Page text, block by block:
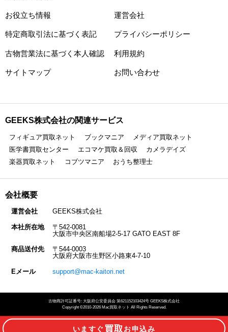
お役立ち情報 運営会社
特定商取引法に基づく表記 プライバシーポリシー
古物営業法に基づく本人確認 利用規約
サイトマップ お問い合わせ
GEEKS株式会社の関連サービス
フィギュア買取ネット ブックマニア
メディア買取ネット
医学書買取センター
エコマケ買取＆回収
カメラデイズ
楽器買取ネット
コブツマニア おうち整理士
会社概要
運営会社 GEEKS株式会社
本社所在地
〒542-0081
大阪市中央区南船場2-5-17 GATO EAST 8F
商品送付先
〒544-0003
大阪府大阪市生野区小路東4-7-10
Eメール support@mac-kaitori.net
古物商許可証番号: 大阪府公安委員会 第621152103424号 GEEKS株式会社
Copyright ©2010-2026 Mac買取ネット All Rights Reserved.
いますぐ 買取お申込み